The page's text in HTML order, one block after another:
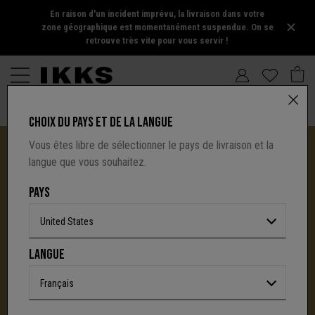
En raison d'un incident imprévu, la livraison dans votre
zone géographique est momentanément suspendue. On se
retrouve très vite pour vous servir !
UNE NOUVELLE PAGE S'ÉCRIT AVEC IKKS
C'est la fin d'une aventure : le site I.Code ferme
définitivement.Mais l'audace, la créativité
CHOIX DU PAYS ET DE LA LANGUE
Vous êtes libre de sélectionner le pays de livraison et la
langue que vous souhaitez.
PAYS
United States
LANGUE
Français